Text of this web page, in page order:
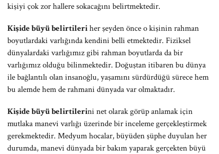
kişiyi çok zor hallere sokacağını belirtmektedir.
Kişide büyü belirtileriher şeyden önce o kişinin rahman
boyutlardaki varlığında kendini belli etmektedir. Fiziksel
dünyalardaki varlığımız gibi rahman boyutlarda da bir
varlığımız olduğu bilinmektedir. Doğuştan itibaren bu dünya
ile bağlantılı olan insanoğlu, yaşamını sürdürdüğü sürece hem
bu alemde hem de rahmani dünyada var olmaktadır.
Kişide büyü belirtilerini net olarak görüp anlamak için
mutlaka manevi varlığı üzerinde bir inceleme gerçekleştirmek
gerekmektedir. Medyum hocalar, büyüden şüphe duyulan her
durumda, manevi dünyada bir bakım yaparak gerçekten büyü